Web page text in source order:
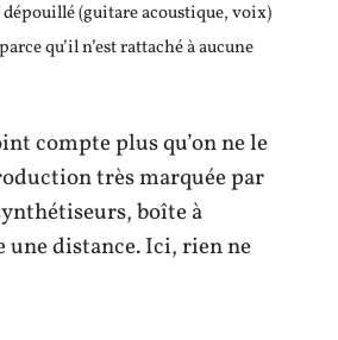
dépouillé (guitare acoustique, voix)
qu’il n’est rattaché à aucune
compte plus qu’on ne le
très marquée par
boîte à
une distance. Ici, rien ne